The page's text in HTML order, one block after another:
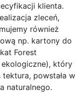
klienta.
zleceń,
również
np. kartony do
Forest
który
powstała w
naturalnego.